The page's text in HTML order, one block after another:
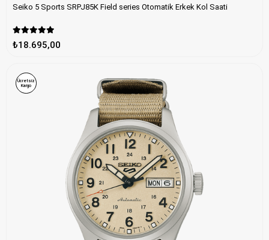
Seiko 5 Sports SRPJ85K Field series Otomatik Erkek Kol Saati
₺18.695,00
Ücretsiz
Kargo